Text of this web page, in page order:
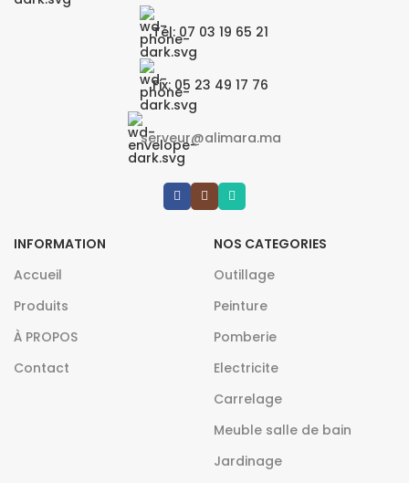
Tél: 07 03 19 65 21
Fix: 05 23 49 17 76
serveur@alimara.ma
INFORMATION
Accueil
Produits
À PROPOS
Contact
NOS CATEGORIES
Outillage
Peinture
Pomberie
Electricite
Carrelage
Meuble salle de bain
Jardinage